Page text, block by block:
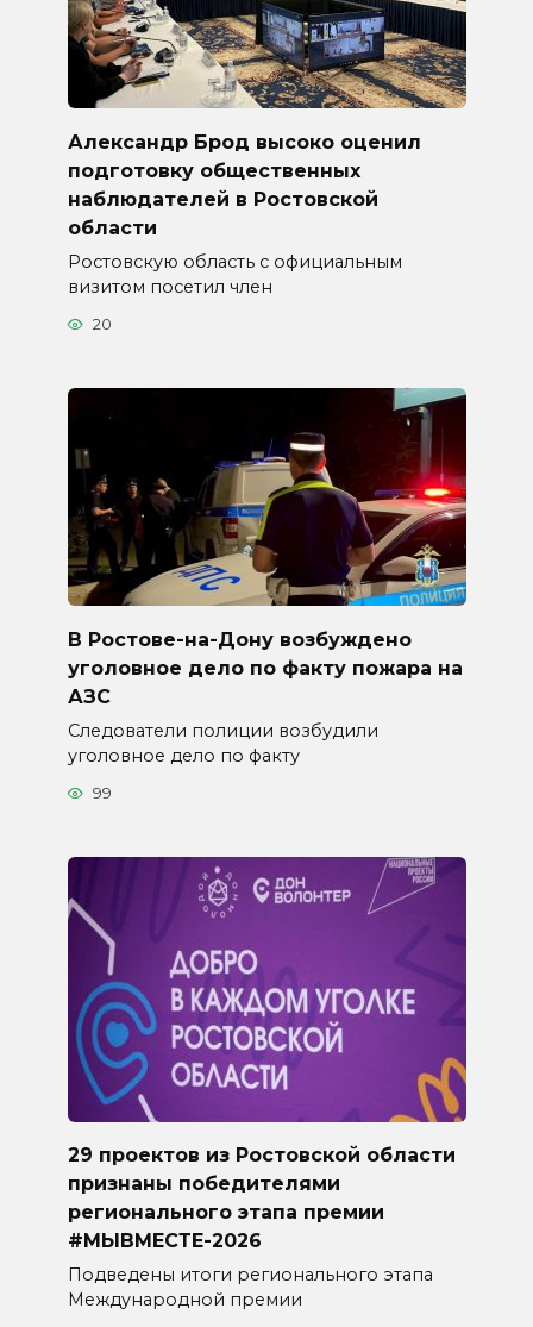
Александр Брод высоко оценил
подготовку общественных
наблюдателей в Ростовской
области
Ростовскую область с официальным
визитом посетил член
20
В Ростове-на-Дону возбуждено
уголовное дело по факту пожара на
АЗС
Следователи полиции возбудили
уголовное дело по факту
99
29 проектов из Ростовской области
признаны победителями
регионального этапа премии
#МЫВМЕСТЕ-2026
Подведены итоги регионального этапа
Международной премии